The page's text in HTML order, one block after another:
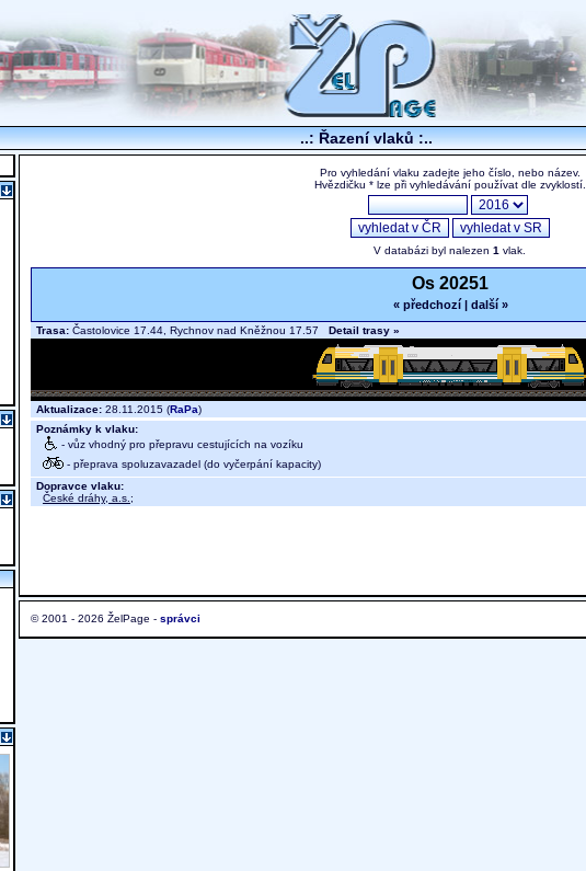
..: Řazení vlaků :..
Pro vyhledání vlaku zadejte jeho číslo, nebo název.
Hvězdičku * lze při vyhledávání používat dle zvyklostí.
V databázi byl nalezen 1 vlak.
Os 20251
« předchozí| další »
Trasa: Častolovice 17.44, Rychnov nad Kněžnou 17.57 Detail trasy »
Aktualizace: 28.11.2015 (RaPa)
Poznámky k vlaku:
- vůz vhodný pro přepravu cestujících na vozíku
- přeprava spoluzavazadel (do vyčerpání kapacity)
Dopravce vlaku:
České dráhy, a.s. ;
© 2001 - 2026 ŽelPage - správci